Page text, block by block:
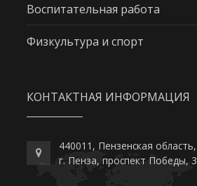
Воспитательная работа
Физкультура и спорт
КОНТАКТНАЯ ИНФОРМАЦИЯ
440011, Пензенская область,
г. Пенза, проспект Победы, 3